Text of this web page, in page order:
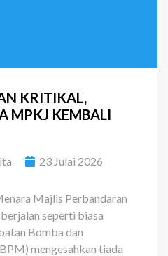
KRITIKAL,
MPKJ KEMBALI
23 Julai 2026
Majlis Perbandaran
seperti biasa
Bomba dan
mengesahkan tiada